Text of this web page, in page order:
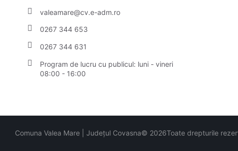
valeamare@cv.e-adm.ro
0267 344 653
0267 344 631
Program de lucru cu publicul: luni - vineri
08:00 - 16:00
Comuna Valea Mare | Județul Covasna© 2026Toate drepturile